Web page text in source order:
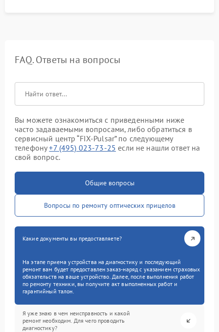
FAQ. Ответы на вопросы
Вы можете ознакомиться с приведенными ниже
часто задаваемыми вопросами, либо обратиться в
сервисный центр “FIX-Pulsar” по следующему
телефону+7 (495) 023-73-25 если не нашли ответ на
свой вопрос.
Общие вопросы
Вопросы по ремонту оптических прицелов
Какие документы вы предоставляете?
На этапе приема устройства на диагностику и последующий
ремонт вам будет предоставлен заказ-наряд с указанием страховых
обязательств на ваше устройство. Далее, после выполнения работ
по ремонту техники, вы получите акт выполненных работ и
гарантийный талон.
Я уже знаю в чем неисправность и какой
ремонт необходим. Для чего проводить
диагностику?